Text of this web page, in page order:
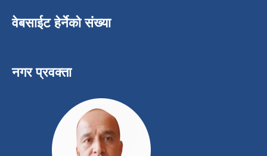
वेबसाईट हेर्नेको संख्या
नगर प्रवक्ता